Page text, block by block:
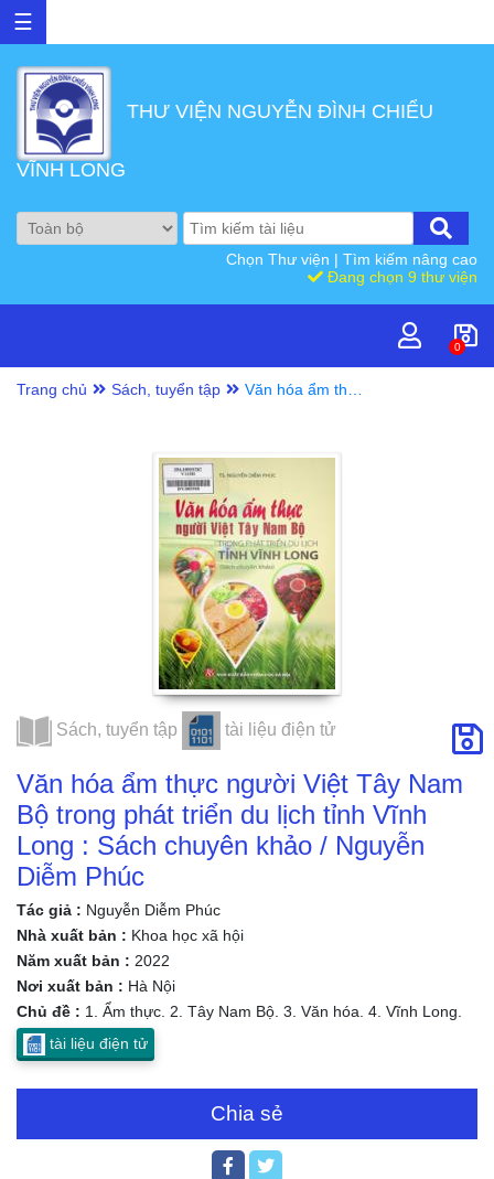
☰
THƯ VIỆN NGUYỄN ĐÌNH CHIỂU
VĨNH LONG
Chọn Thư viện | Tìm kiếm nâng cao
Đang chọn 9 thư viện
0
Trang chủ Sách, tuyển tập
Văn hóa ẩm thực
tỉnh Vĩnh Long :
Sách chuyên
khảo / Nguyễn
Diễm Phúc
Sách, tuyển tập tài liệu điện tử
Văn hóa ẩm thực người Việt Tây Nam
Bộ trong phát triển du lịch tỉnh Vĩnh
Long : Sách chuyên khảo / Nguyễn
Diễm Phúc
Tác giả : Nguyễn Diễm Phúc
Nhà xuất bản : Khoa học xã hội
Năm xuất bản : 2022
Nơi xuất bản : Hà Nội
Chủ đề : 1. Ẩm thực. 2. Tây Nam Bộ. 3. Văn hóa. 4. Vĩnh Long.
tài liệu điện tử
Chia sẻ